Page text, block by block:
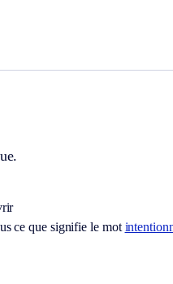
ce que signifie le mot